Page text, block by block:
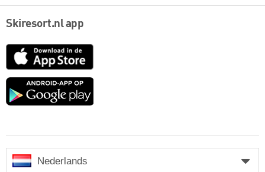
Skiresort.nl app
App
Google
Nederlands